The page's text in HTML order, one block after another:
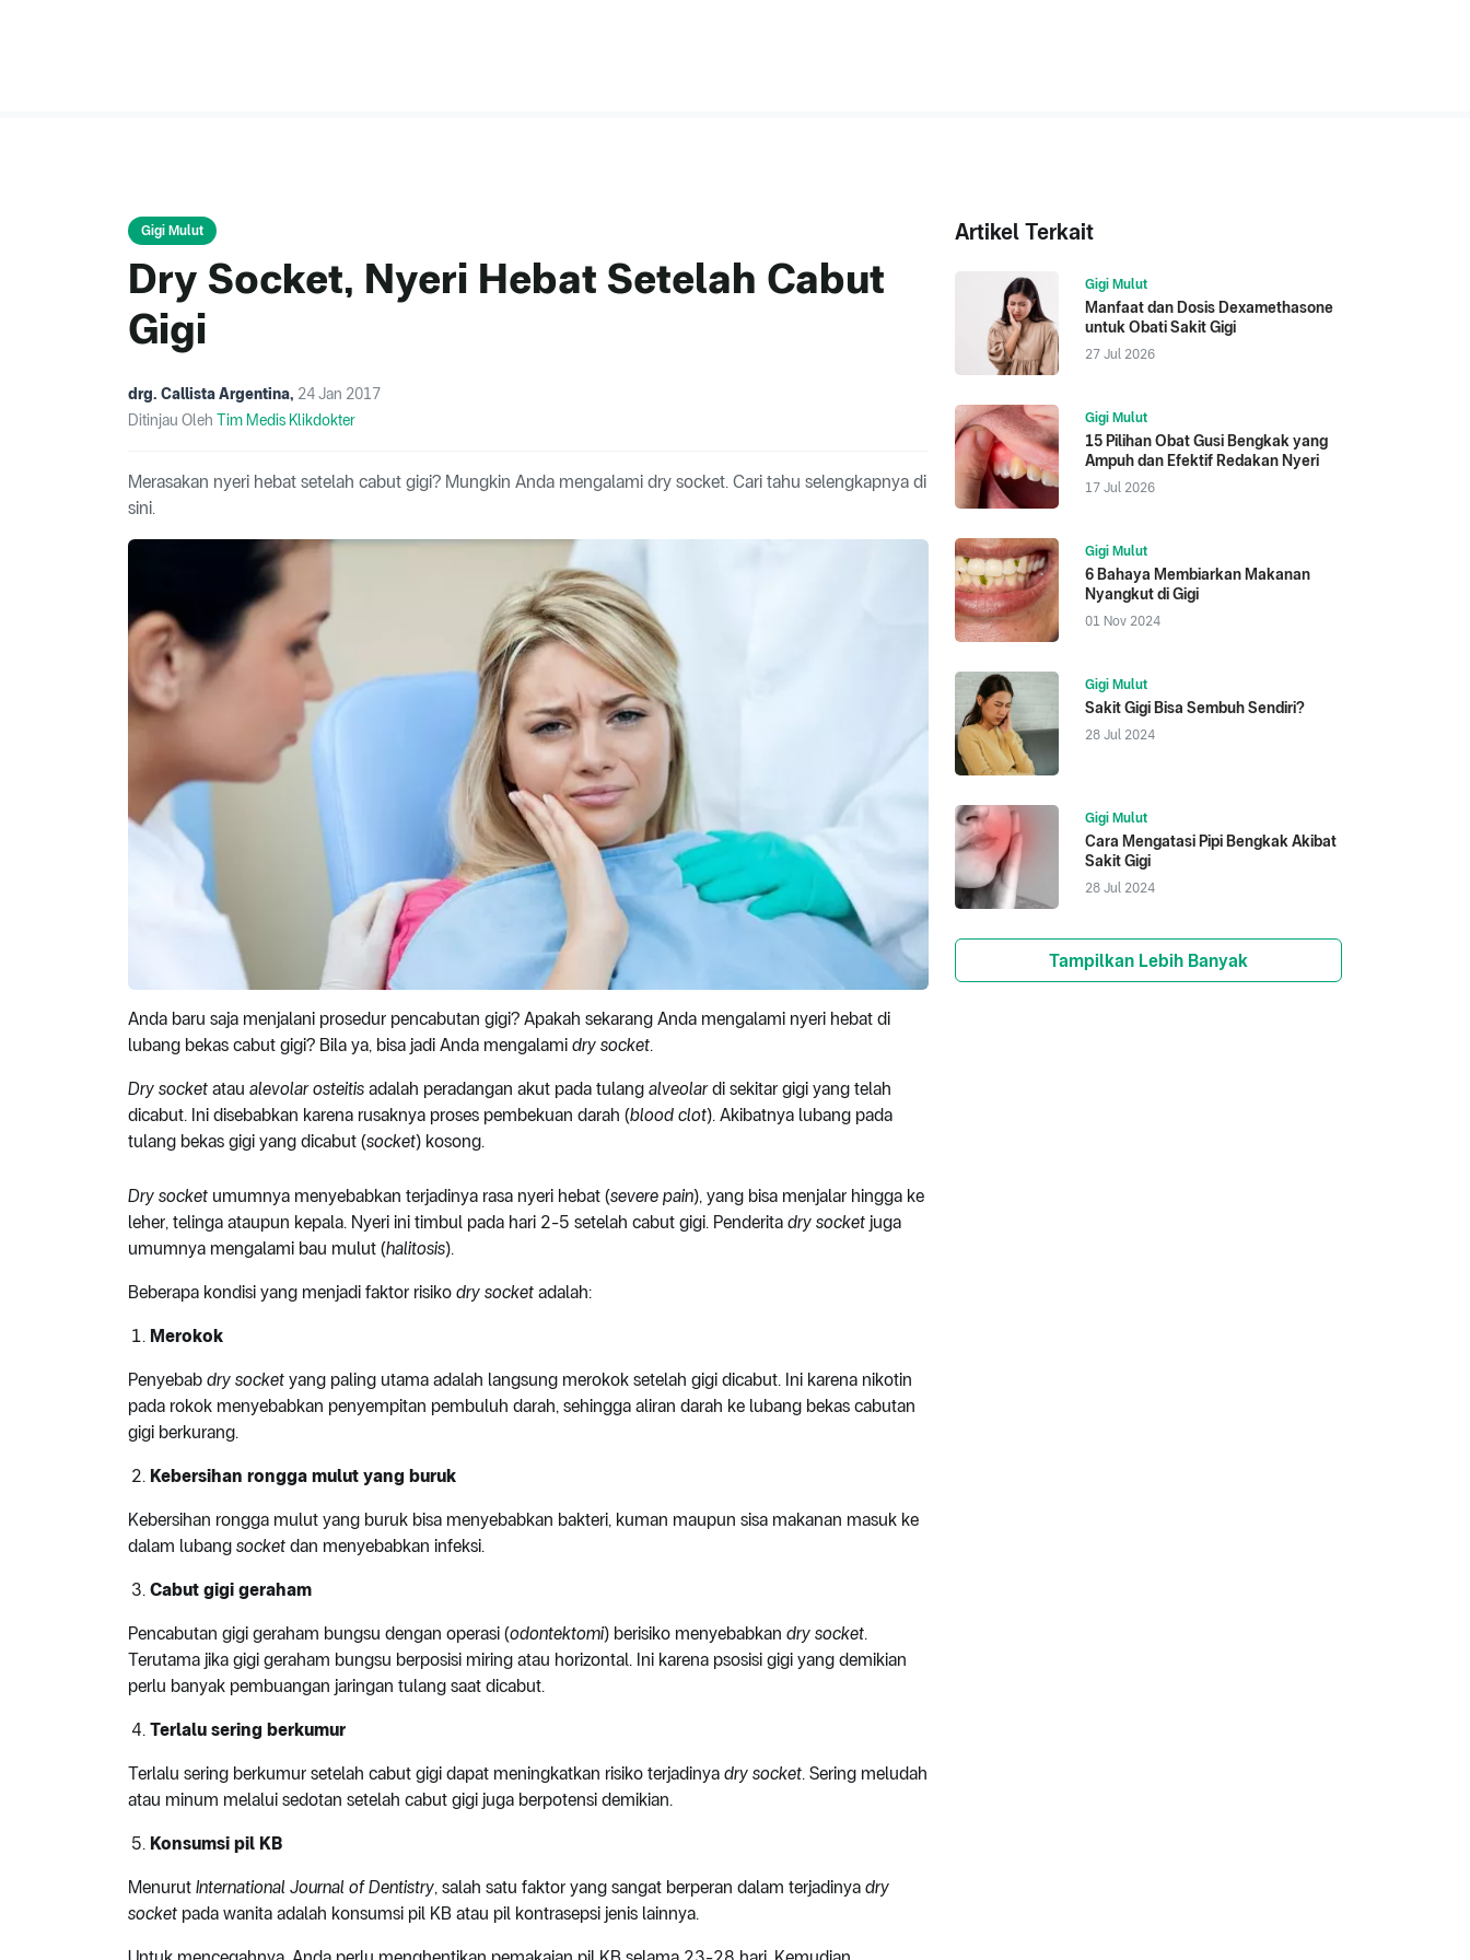
Gigi Mulut
Dry Socket, Nyeri Hebat Setelah Cabut
Gigi
drg. Callista Argentina, 24 Jan 2017
Ditinjau Oleh Tim Medis Klikdokter
Merasakan nyeri hebat setelah cabut gigi? Mungkin Anda mengalami dry socket. Cari tahu selengkapnya di
sini.
Anda baru saja menjalani prosedur pencabutan gigi? Apakah sekarang Anda mengalami nyeri hebat di
lubang bekas cabut gigi? Bila ya, bisa jadi Anda mengalami dry socket.
Dry socket atau alevolar osteitis adalah peradangan akut pada tulang alveolardi sekitar gigi yang telah
dicabut. Ini disebabkan karena rusaknya proses pembekuan darah (blood clot). Akibatnya lubang pada
tulang bekas gigi yang dicabut (socket) kosong.
Dry socket umumnya menyebabkan terjadinya rasa nyeri hebat (severe pain), yang bisa menjalar hingga ke
leher, telinga ataupun kepala. Nyeri ini timbul pada hari 2-5 setelah cabut gigi. Penderita dry socket juga
umumnya mengalami bau mulut (halitosis).
Beberapa kondisi yang menjadi faktor risiko dry socket adalah:
Merokok
Penyebab dry socket yang paling utama adalah langsung merokok setelah gigi dicabut. Ini karena nikotin
pada rokok menyebabkan penyempitan pembuluh darah, sehingga aliran darah ke lubang bekas cabutan
gigi berkurang.
Kebersihan rongga mulut yang buruk
Kebersihan rongga mulut yang buruk bisa menyebabkan bakteri, kuman maupun sisa makanan masuk ke
dalam lubang socket dan menyebabkan infeksi.
Cabut gigi geraham
Pencabutan gigi geraham bungsu dengan operasi (odontektomi) berisiko menyebabkan dry socket.
Terutama jika gigi geraham bungsu berposisi miring atau horizontal. Ini karena psosisi gigi yang demikian
perlu banyak pembuangan jaringan tulang saat dicabut.
Terlalu sering berkumur
Terlalu sering berkumur setelah cabut gigi dapat meningkatkan risiko terjadinya dry socket. Sering meludah
atau minum melalui sedotan setelah cabut gigi juga berpotensi demikian.
Konsumsi pil KB
Menurut International Journal of Dentistry, salah satu faktor yang sangat berperan dalam terjadinya dry
socket pada wanita adalah konsumsi pil KB atau pil kontrasepsi jenis lainnya.
Artikel Terkait
Gigi Mulut
Manfaat dan Dosis Dexamethasone
untuk Obati Sakit Gigi
27 Jul 2026
Gigi Mulut
15 Pilihan Obat Gusi Bengkak yang
Ampuh dan Efektif Redakan Nyeri
17 Jul 2026
Gigi Mulut
6 Bahaya Membiarkan Makanan
Nyangkut di Gigi
01 Nov 2024
Gigi Mulut
Sakit Gigi Bisa Sembuh Sendiri?
28 Jul 2024
Gigi Mulut
Cara Mengatasi Pipi Bengkak Akibat
Sakit Gigi
28 Jul 2024
Tampilkan Lebih Banyak